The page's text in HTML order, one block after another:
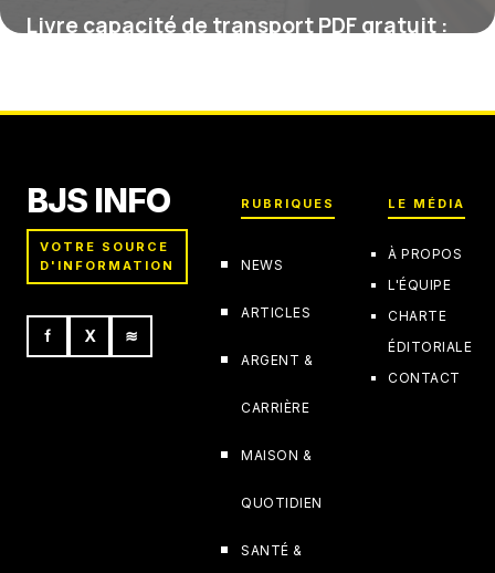
Livre capacité de transport PDF gratuit :
BJS INFO
VOTRE SOURCE
D'INFORMATION
f X ≋
RUBRIQUES
NEWS
ARTICLES
ARGENT &
CARRIÈRE
MAISON &
QUOTIDIEN
SANTÉ &
LE MÉDIA
À PROPOS
L'ÉQUIPE
CHARTE
ÉDITORIALE
CONTACT